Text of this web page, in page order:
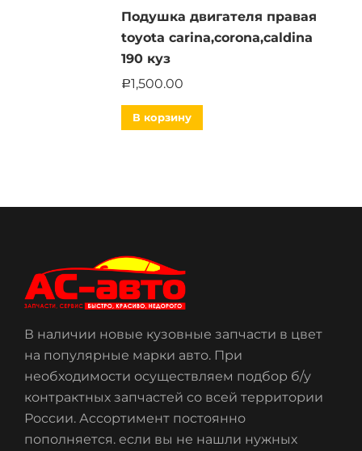
Подушка двигателя правая
toyota carina,corona,caldina
190 куз
Р1,500.00
В корзину
В наличии новые кузовные запчасти в цвет
на популярные марки авто. При
необходимости осуществляем подбор б/у
контрактных запчастей со всей территории
России. Ассортимент постоянно
пополняется. если вы не нашли нужных